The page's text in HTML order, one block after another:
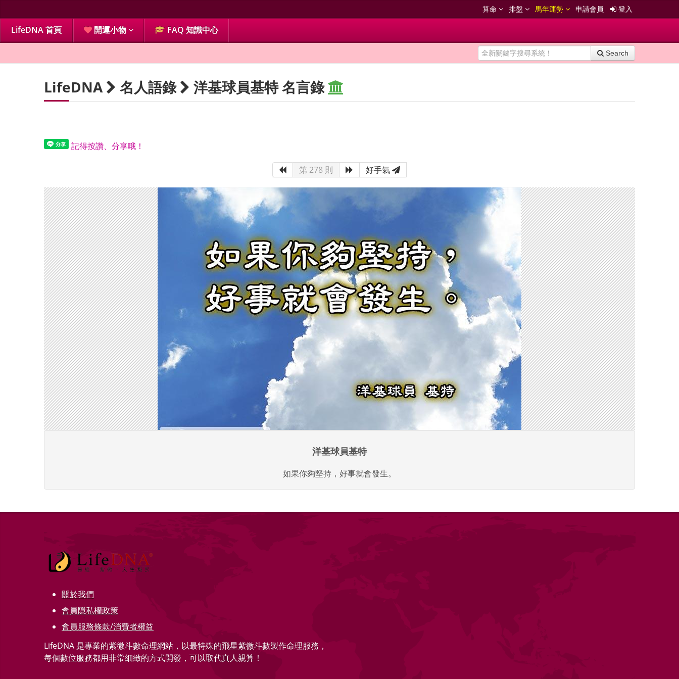
算命 排盤 馬年運勢 申請會員 登入
LifeDNA 首頁 開運小物 FAQ 知識中心
Search
LifeDNA 名人語錄 洋基球員基特 名言錄
記得按讚、分享哦！
第 278 則 好手氣
洋基球員基特
如果你夠堅持，好事就會發生。
關於我們
會員隱私權政策
會員服務條款/消費者權益
LifeDNA 是專業的紫微斗數命理網站，以最特殊的飛星紫微斗數製作命理服務，
每個數位服務都用非常細緻的方式開發，可以取代真人親算！